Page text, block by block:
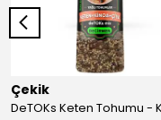
Çekik